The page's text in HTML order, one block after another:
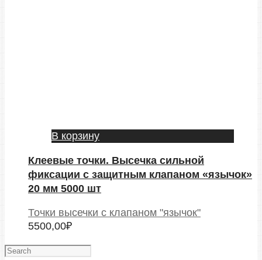
В корзину
Клеевые точки. Высечка сильной
фиксации с защитным клапаном «язычок»
20 мм 5000 шт
Точки высечки с клапаном "язычок"
5500,00₽